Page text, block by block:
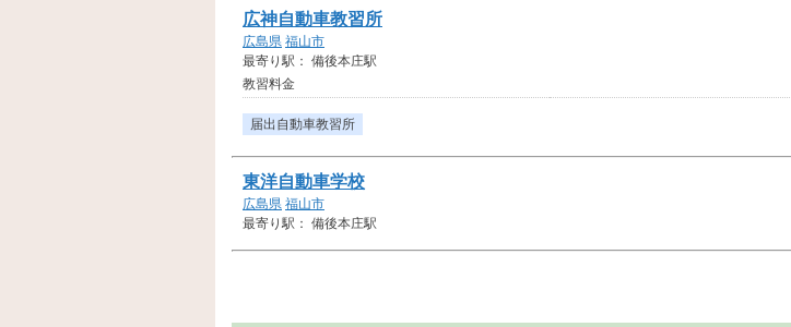
広神自動車教習所
広島県 福山市
最寄り駅： 備後本庄駅
教習料金
届出自動車教習所
東洋自動車学校
広島県 福山市
最寄り駅： 備後本庄駅